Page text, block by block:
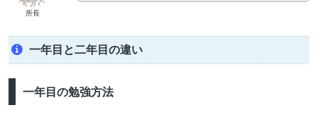
所長
一年目と二年目の違い
一年目の勉強方法